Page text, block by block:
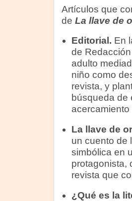
Artículos que
de La llave de
Editorial. En
de
adulto
niño como
revista, y
búsqueda de
La llave de
un cuento de
simbólica en
protagonista,
revista que
¿Qué es la